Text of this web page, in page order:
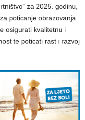
za 2025. godinu,
poticanje obrazovanja
osigurati kvalitetnu i
te poticati rast i razvoj